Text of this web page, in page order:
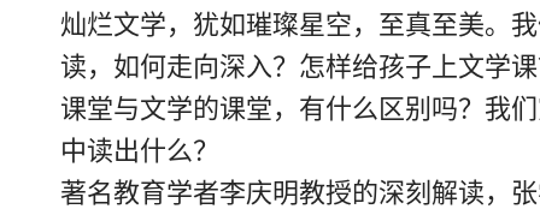
灿烂文学，犹如璀璨星空，至真至美。
读，如何走向深入？怎样给孩子上文学
课堂与文学的课堂，有什么区别吗？我
中读出什么？
著名教育学者李庆明教授的深刻解读，